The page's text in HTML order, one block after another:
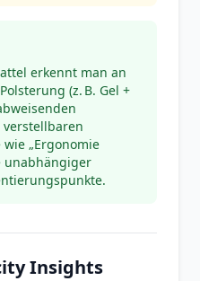
erkennt man an
(z. B. Gel +
„Ergonomie
unabhängiger
Insights